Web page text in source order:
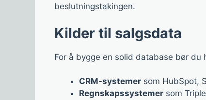
beslutningstakingen.
Kilder til salgsdata
For å bygge en solid database bør
CRM-systemer som HubSpot,
Regnskapssystemer som